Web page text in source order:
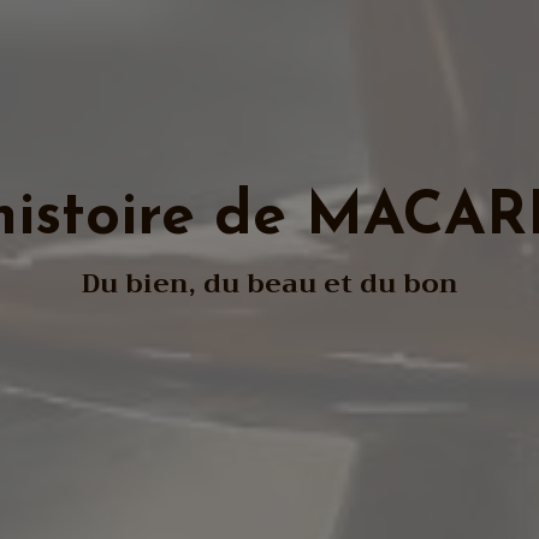
de
Du bien, du beau et du bon